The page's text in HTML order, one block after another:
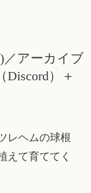
／アーカイブ
）＋
レヘムの球根
えて育ててく